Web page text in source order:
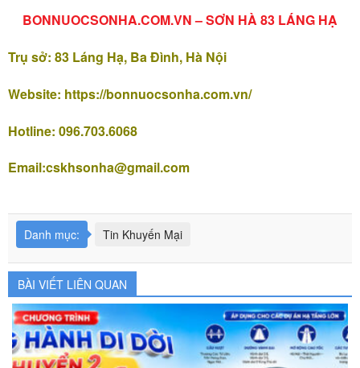
BONNUOCSONHA.COM.VN – SƠN HÀ 83 LÁNG HẠ
Trụ sở: 83 Láng Hạ, Ba Đình, Hà Nội
Website: https://bonnuocsonha.com.vn/
Hotline: 096.703.6068
Email:cskhsonha@gmail.com
Danh mục: Tin Khuyến Mại
BÀI VIẾT LIÊN QUAN